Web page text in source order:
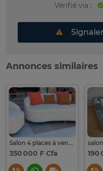
Vérifié via :
Annonces similaires
Salon 4 places à vendre
350 000 F Cfa 190